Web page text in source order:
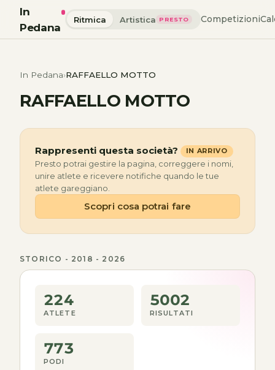
In
Pedana
Ritmica Artistica PRESTO Competizioni
In Pedana RAFFAELLO MOTTO
RAFFAELLO MOTTO
Rappresenti questa società? IN ARRIVO
Presto potrai gestire la pagina, correggere i nomi,
unire atlete e ricevere notifiche quando le tue
atlete gareggiano.
Scopri cosa potrai fare
STORICO - 2018 - 2026
224
ATLETE
5002
RISULTATI
773
PODI